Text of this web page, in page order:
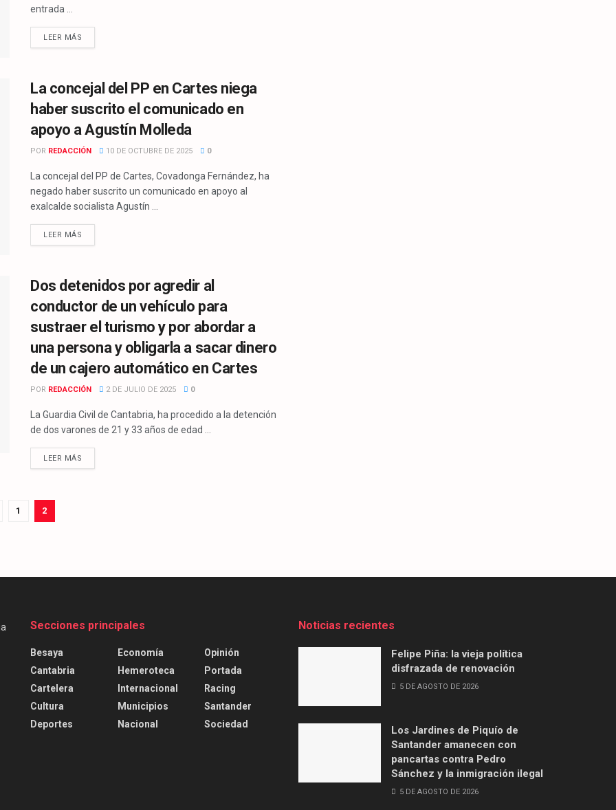
entrada ...
LEER MÁS
La concejal del PP en Cartes niega
haber suscrito el comunicado en
apoyo a Agustín Molleda
POR REDACCIÓN 10 DE OCTUBRE DE 2025 0
La concejal del PP de Cartes, Covadonga Fernández, ha
negado haber suscrito un comunicado en apoyo al
exalcalde socialista Agustín ...
LEER MÁS
Dos detenidos por agredir al
conductor de un vehículo para
sustraer el turismo y por abordar a
una persona y obligarla a sacar dinero
de un cajero automático en Cartes
POR REDACCIÓN 2 DE JULIO DE 2025 0
La Guardia Civil de Cantabria, ha procedido a la detención
de dos varones de 21 y 33 años de edad ...
LEER MÁS
1 2
Secciones principales
Besaya
Cantabria
Cartelera
Cultura
Deportes
Economía
Hemeroteca
Internacional
Municipios
Nacional
Opinión
Portada
Racing
Santander
Sociedad
Noticias recientes
Felipe Piña: la vieja política
disfrazada de renovación
5 DE AGOSTO DE 2026
Los Jardines de Piquío de
Santander amanecen con
pancartas contra Pedro
Sánchez y la inmigración ilegal
5 DE AGOSTO DE 2026